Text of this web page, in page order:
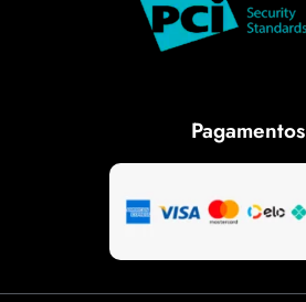
Pagamentos